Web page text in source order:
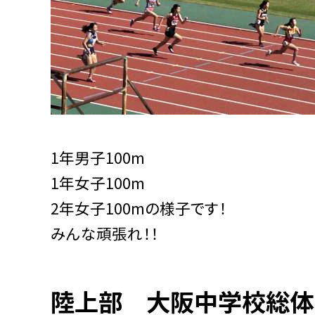
1年男子100m
1年女子100m
2年女子100mの様子です！
みんな頑張れ！！
陸上部 大阪中学校総